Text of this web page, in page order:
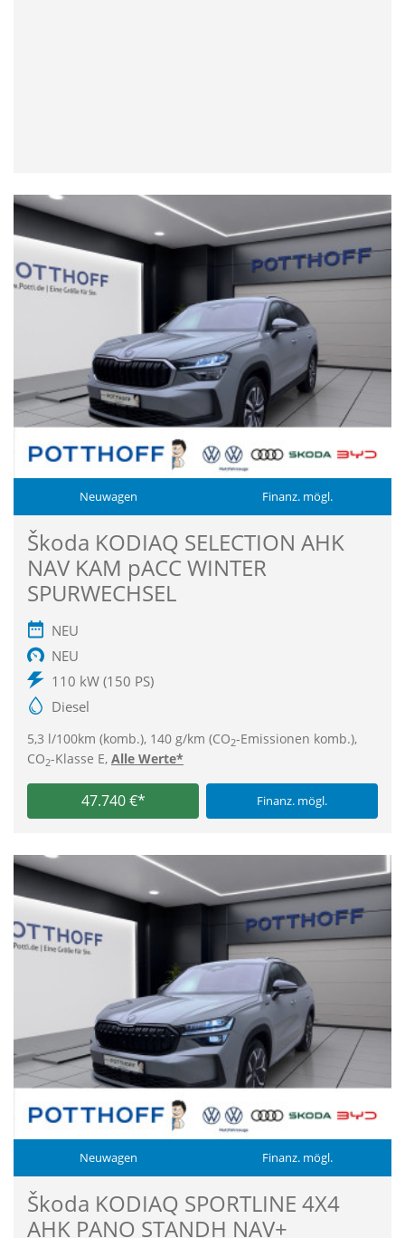
Neuwagen Finanz. mögl.
Škoda KODIAQ SELECTION AHK
NAV KAM pACC WINTER
SPURWECHSEL
NEU
NEU
110 kW (150 PS)
Diesel
5,3 l/100km (komb.), 140 g/km (CO2-Emissionen komb.),
CO2-Klasse E, Alle Werte*
47.740 €* Finanz. mögl.
Neuwagen Finanz. mögl.
Škoda KODIAQ SPORTLINE 4X4
AHK PANO STANDH NAV+